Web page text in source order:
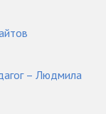
– Людмила